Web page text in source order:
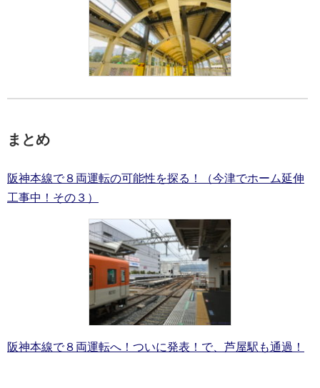
まとめ
阪神本線で８両運転の可能性を探る！（今津でホーム延伸
工事中！その３）
阪神本線で８両運転へ！ついに発表！で、芦屋駅も通過！